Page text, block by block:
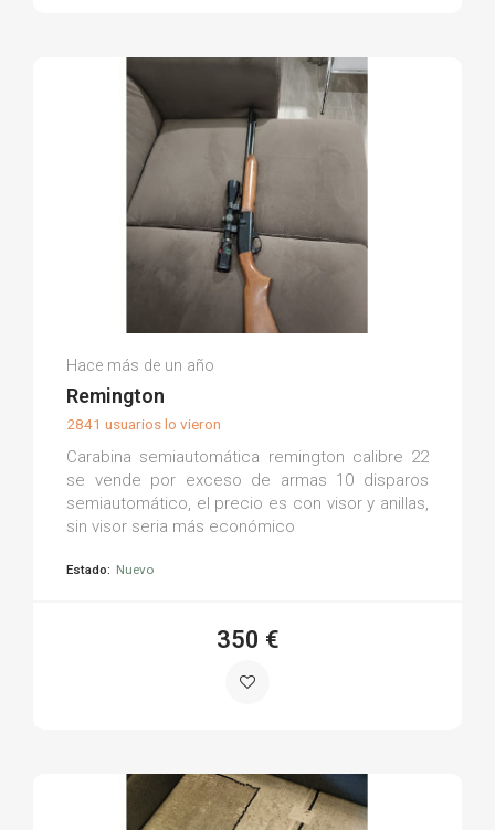
David S.
Hace más de un año
Remington
2841 usuarios lo vieron
Carabina semiautomática remington calibre 22
se vende por exceso de armas 10 disparos
semiautomático, el precio es con visor y anillas,
sin visor seria más económico
Estado: Nuevo
350 €